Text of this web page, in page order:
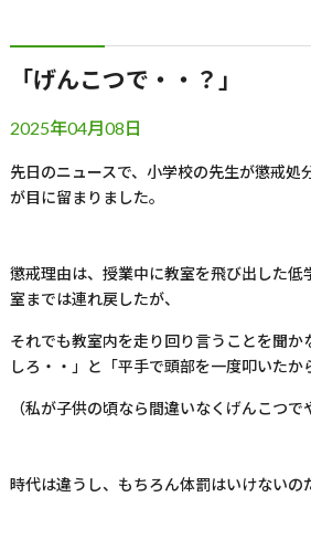
「げんこつで・・？」
2025年04月08日
先日のニュースで、小学校の先生が懲戒処
が目に留まりました。
懲戒理由は、授業中に教室を飛び出した低
室までは連れ戻したが、
それでも教室内を走り回り言うことを聞か
しろ・・」と「平手で頭部を一度叩いたか
（私が子供の頃なら間違いなくげんこつで
時代は違うし、もちろん体罰はいけないの